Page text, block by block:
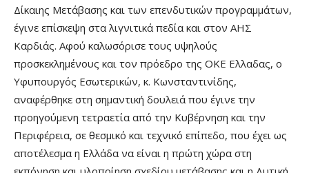
Δίκαιης Μετάβασης και των επενδυτικών προγραμμάτων,
έγινε επίσκεψη στα λιγνιτικά πεδία και στον ΑΗΣ
Καρδιάς. Αφού καλωσόρισε τους υψηλούς
προσκεκλημένους και τον πρόεδρο της ΟΚΕ Ελλαδας, ο
Υφυπουργός Εσωτερικών, κ. Κωνσταντινίδης,
αναφέρθηκε στη σημαντική δουλειά που έγινε την
προηγούμενη τετραετία από την Κυβέρνηση και την
Περιφέρεια, σε θεσμικό και τεχνικό επίπεδο, που έχει ως
αποτέλεσμα η Ελλάδα να είναι η πρώτη χώρα στη